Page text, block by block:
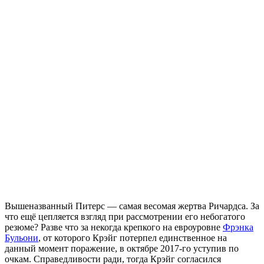
Вышеназванный Питерс — самая весомая жертва Ричардса. За
что ещё цепляется взгляд при рассмотрении его небогатого
резюме? Разве что за некогда крепкого на евроуровне Фрэнка
Бульони, от которого Крэйг потерпел единственное на
данный момент поражение, в октябре 2017-го уступив по
очкам. Справедливости ради, тогда Крэйг согласился